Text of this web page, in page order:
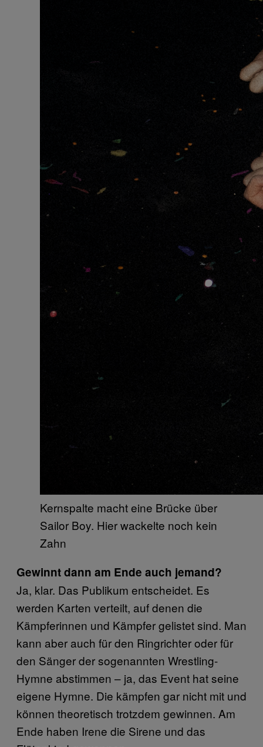
Kernspalte macht eine Brücke über
Sailor Boy. Hier wackelte noch kein
Zahn
Gewinnt dann am Ende auch jemand?
Ja, klar. Das Publikum entscheidet. Es
werden Karten verteilt, auf denen die
Kämpferinnen und Kämpfer gelistet sind. Man
kann aber auch für den Ringrichter oder für
den Sänger der sogenannten Wrestling-
Hymne abstimmen – ja, das Event hat seine
eigene Hymne. Die kämpfen gar nicht mit und
können theoretisch trotzdem gewinnen. Am
Ende haben Irene die Sirene und das